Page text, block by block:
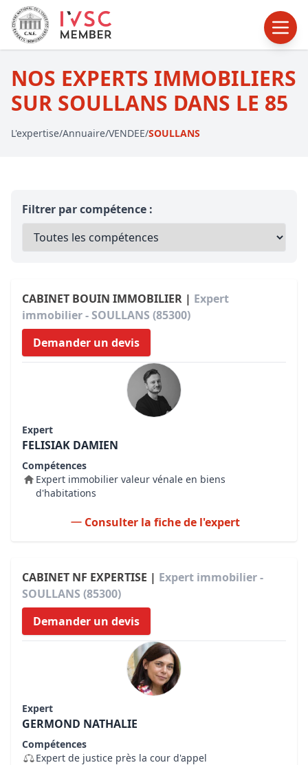
NOS EXPERTS IMMOBILIERS
SUR SOULLANS DANS LE 85
L'expertise/Annuaire/VENDEE/SOULLANS
Filtrer par compétence :
CABINET BOUIN IMMOBILIER | Expert
immobilier - SOULLANS (85300)
Demander un devis
Expert
FELISIAK DAMIEN
Compétences
Expert immobilier valeur vénale en biens
d'habitations
Consulter la fiche de l'expert
CABINET NF EXPERTISE | Expert immobilier -
SOULLANS (85300)
Demander un devis
Expert
GERMOND NATHALIE
Compétences
Expert de justice près la cour d'appel